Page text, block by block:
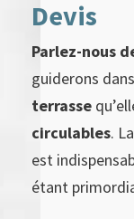
Devis
Parlez-nous
guiderons
terrasse
circulables.
est
étant